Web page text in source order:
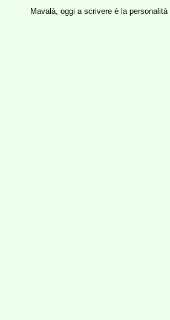
Mavalà, oggi a scrivere è la